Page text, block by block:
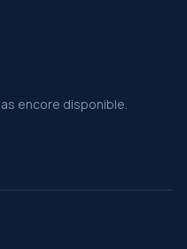
encore disponible.